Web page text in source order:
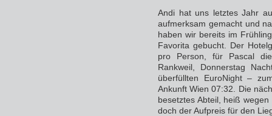
Andi hat uns letztes Jahr
aufmerksam gemacht und
haben wir bereits im
Favorita gebucht. Der
pro Person, für Pascal
Rankweil, Donnerstag
überfüllten EuroNight –
Ankunft Wien 07:32. Die
besetztes Abteil, heiß
doch der Aufpreis für den